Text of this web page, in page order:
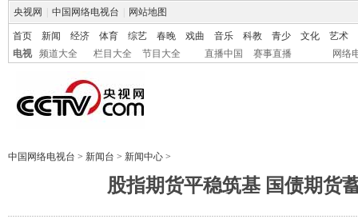
央视网 中国网络电视台 网站地图
首页 新闻 经济 体育 综艺 春晚 戏曲 音乐 科教 青少 文化
艺术
电视
频道大全 栏目大全 节目大全 直播中国 赛事直播 网络
中国网络电视台 > 新闻台 > 新闻中心 >
股指期货平稳筑基 国债期货